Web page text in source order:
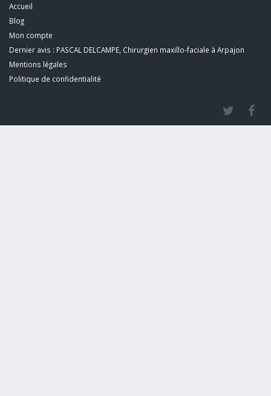
Accueil
Blog
Mon compte
Dernier avis : PASCAL DELCAMPE, Chirurgien maxillo-faciale à Arpajon
Mentions légales
Politique de confidentialité